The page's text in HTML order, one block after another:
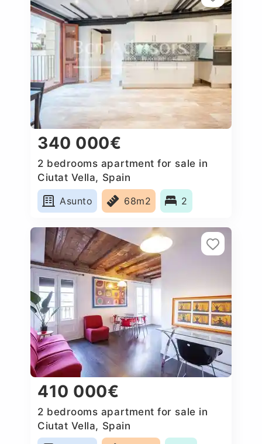
340 000€
2 bedrooms apartment for sale in
Ciutat Vella, Spain
Asunto
68m2 2
410 000€
2 bedrooms apartment for sale in
Ciutat Vella, Spain